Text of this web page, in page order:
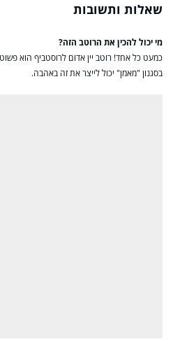
שאלות ותשובות
מי יכול להכין את הרוטב הזה?
כמעט כל אחד! רוטב יין אדום לרוסטביף הוא
בסגנון "מאמן" יכול לייצר את זה באהבה.